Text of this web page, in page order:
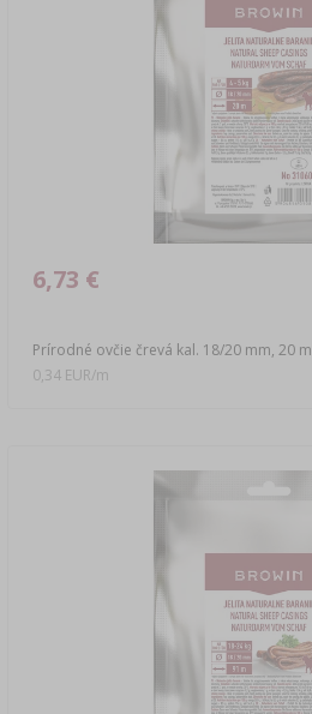
Prírodné ovčie črevá kal. 18/20 mm, 20 m
6,73 €
0,34 EUR/m